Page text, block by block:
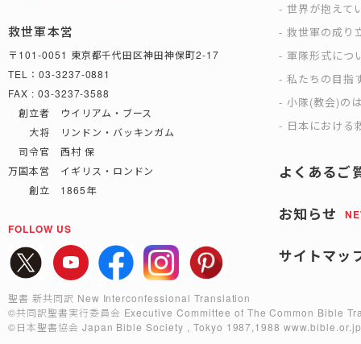
救世軍本営
〒101-0051 東京都千代田区神田神保町2-17
TEL：03-3237-0881
FAX : 03-3237-3588
創立者 ウイリアム・ブース
大将 リンドン・バッキンガム
司令官 西村 保
万国本営 イギリス・ロンドン
創立 1865年
FOLLOW US
世界が抱えて
救世軍の成り
軍隊形式につ
私たちの目指
小隊(教会)の
日本における
よくあるご
お知らせ
サイトマッ
聖書 新共同訳 New Interconfessional Translation
©共同訳聖書実行委員会 Executive Committee of The Common Bible
©日本聖書協会 Japan Bible Society , Tokyo 1987,1988www.bible.or.jp